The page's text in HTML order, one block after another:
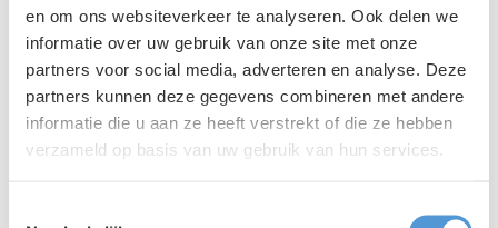
en om ons websiteverkeer te analyseren. Ook delen we
informatie over uw gebruik van onze site met onze
partners voor social media, adverteren en analyse. Deze
partners kunnen deze gegevens combineren met andere
informatie die u aan ze heeft verstrekt of die ze hebben
verzameld op basis van uw gebruik van hun services.